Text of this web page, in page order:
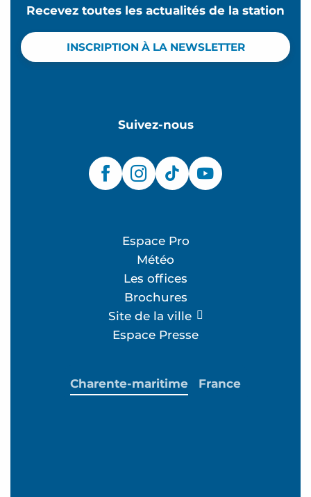
Recevez toutes les actualités de la station
INSCRIPTION À LA NEWSLETTER
Suivez-nous
Espace Pro
Météo
Les offices
Brochures
Site de la ville
Espace Presse
Charente-maritime France